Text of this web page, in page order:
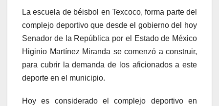
La escuela de béisbol en Texcoco, forma parte del
complejo deportivo que desde el gobierno del hoy
Senador de la República por el Estado de México
Higinio Martínez Miranda se comenzó a construir,
para cubrir la demanda de los aficionados a este
deporte en el municipio.
Hoy es considerado el complejo deportivo en